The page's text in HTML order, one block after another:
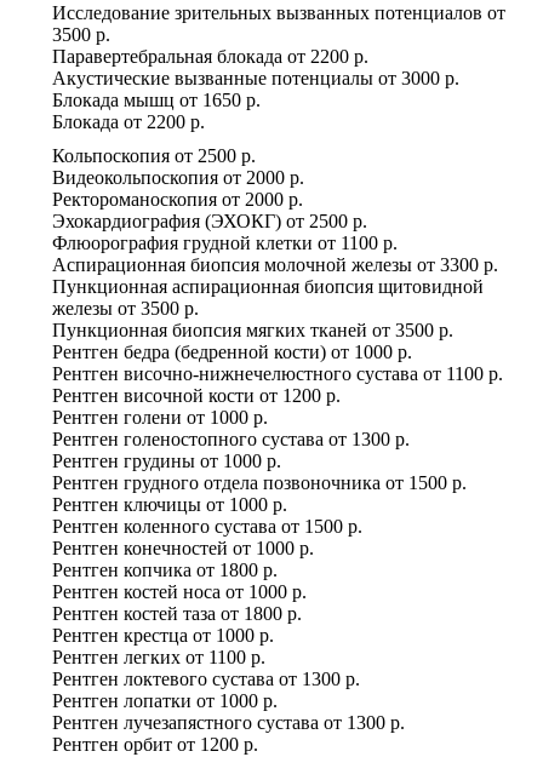
Исследование зрительных вызванных потенциалов от
3500 р.
Паравертебральная блокада от 2200 р.
Акустические вызванные потенциалы от 3000 р.
Блокада мышц от 1650 р.
Блокада от 2200 р.
Кольпоскопия от 2500 р.
Видеокольпоскопия от 2000 р.
Ректороманоскопия от 2000 р.
Эхокардиография (ЭХОКГ) от 2500 р.
Флюорография грудной клетки от 1100 р.
Аспирационная биопсия молочной железы от 3300 р.
Пункционная аспирационная биопсия щитовидной
железы от 3500 р.
Пункционная биопсия мягких тканей от 3500 р.
Рентген бедра (бедренной кости) от 1000 р.
Рентген височно-нижнечелюстного сустава от 1100 р.
Рентген височной кости от 1200 р.
Рентген голени от 1000 р.
Рентген голеностопного сустава от 1300 р.
Рентген грудины от 1000 р.
Рентген грудного отдела позвоночника от 1500 р.
Рентген ключицы от 1000 р.
Рентген коленного сустава от 1500 р.
Рентген конечностей от 1000 р.
Рентген копчика от 1800 р.
Рентген костей носа от 1000 р.
Рентген костей таза от 1800 р.
Рентген крестца от 1000 р.
Рентген легких от 1100 р.
Рентген локтевого сустава от 1300 р.
Рентген лопатки от 1000 р.
Рентген лучезапястного сустава от 1300 р.
Рентген орбит от 1200 р.